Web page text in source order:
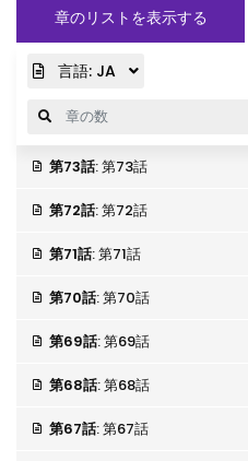
章のリストを表示する
言語: JA
第73話: 第73話
第72話: 第72話
第71話: 第71話
第70話: 第70話
第69話: 第69話
第68話: 第68話
第67話: 第67話